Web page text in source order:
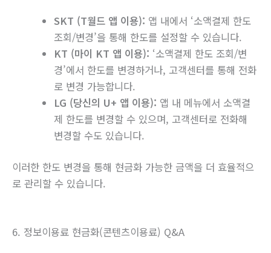
SKT (T월드 앱 이용): 앱 내에서 ‘소액결제 한도
조회/변경’을 통해 한도를 설정할 수 있습니다.
KT (마이 KT 앱 이용): ‘소액결제 한도 조회/변
경’에서 한도를 변경하거나, 고객센터를 통해 전화
로 변경 가능합니다.
LG (당신의 U+ 앱 이용): 앱 내 메뉴에서 소액결
제 한도를 변경할 수 있으며, 고객센터로 전화해
변경할 수도 있습니다.
이러한 한도 변경을 통해 현금화 가능한 금액을 더 효율적으
로 관리할 수 있습니다.
6. 정보이용료 현금화(콘텐츠이용료) Q&A